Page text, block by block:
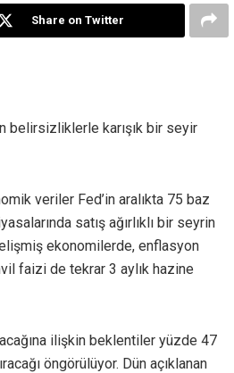
Share on Twitter
belirsizliklerle karışık bir seyir
veriler Fed’in aralıkta 75 baz
satış ağırlıklı bir seyrin
ekonomilerde, enflasyon
faizi de tekrar 3 aylık hazine
ilişkin beklentiler yüzde 47
öngörülüyor. Dün açıklanan